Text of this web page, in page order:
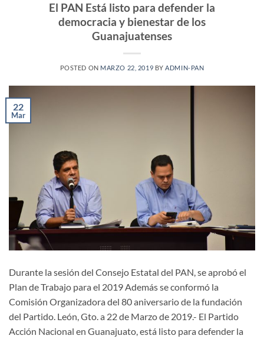
El PAN Está listo para defender la
democracia y bienestar de los
Guanajuatenses
POSTED ON MARZO 22, 2019 BYADMIN-PAN
22
Mar
Durante la sesión del Consejo Estatal del PAN, se aprobó el
Plan de Trabajo para el 2019 Además se conformó la
Comisión Organizadora del 80 aniversario de la fundación
del Partido. León, Gto. a 22 de Marzo de 2019.- El Partido
Acción Nacional en Guanajuato, está listo para defender la